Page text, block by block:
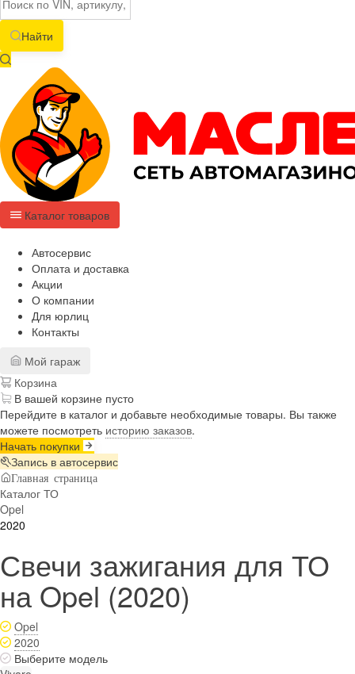
Найти
Каталог товаров
Автосервис
Оплата и доставка
Акции
О компании
Для юрлиц
Контакты
Мой гараж
Корзина
В вашей корзине пусто
Перейдите в каталог и добавьте необходимые товары. Вы также
можете посмотреть историю заказов.
Начать покупки
Запись в автосервис
Главная страница
Каталог ТО
Opel
2020
Свечи зажигания для ТО
на Opel (2020)
Opel
2020
Выберите модель